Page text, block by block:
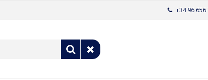
+34 96 656